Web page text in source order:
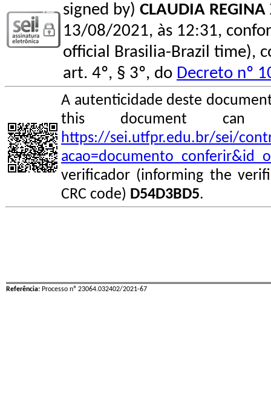
signed by) CLAUDIA REGINA
13/08/2021, às 12:31,
official Brasilia-Brazil time),
art. 4º, § 3º, do Decreto nº
A autenticidade deste
this document
https://sei.utfpr.edu.br/sei/
verificador (informing the
CRC code) D54D3BD5.
Referência: Processo nº 23064.032402/2021-67